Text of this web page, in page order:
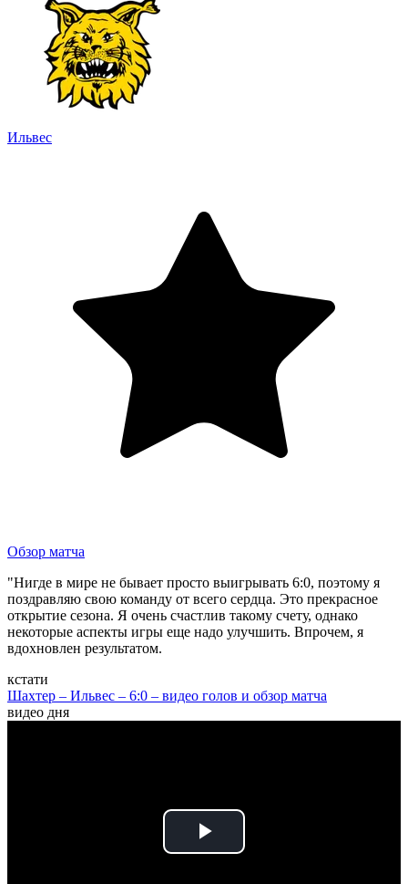
Ильвес
Обзор матча
"Нигде в мире не бывает просто выигрывать 6:0, поэтому я
поздравляю свою команду от всего сердца. Это прекрасное
открытие сезона. Я очень счастлив такому счету, однако
некоторые аспекты игры еще надо улучшить. Впрочем, я
вдохновлен результатом.
кстати
Шахтер – Ильвес – 6:0 – видео голов и обзор матча
видео дня
Play